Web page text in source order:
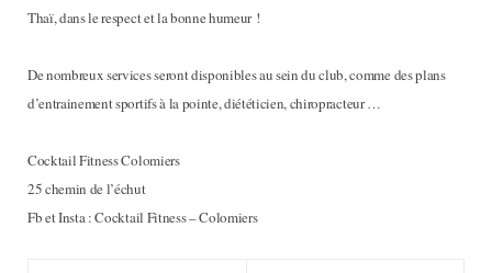
Thaï, dans le respect et la bonne humeur !
De nombreux services seront disponibles au sein du club, comme des plans
d’entrainement sportifs à la pointe, diététicien, chiropracteur …
Cocktail Fitness Colomiers
25 chemin de l’échut
Fb et Insta : Cocktail Fitness – Colomiers